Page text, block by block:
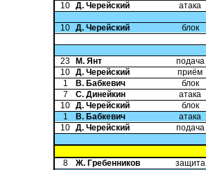
10 Д. Черейский атака
10 Д. Черейский блок
23 М. Янт
подача
10 Д. Черейский
приём
1
В. Бабкевич
блок
7
С. Динейкин
атака
10 Д. Черейский
блок
1
В. Бабкевич
атака
10 Д. Черейский подача
8 Ж. Гребенников защита